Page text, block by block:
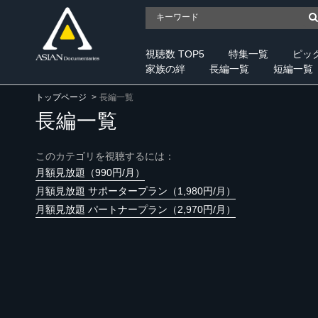
視聴数 TOP5 特集一覧
ピッ
家族の絆
長編一覧 短編一覧
トップページ 長編一覧
長編一覧
このカテゴリを視聴するには：
月額見放題（990円/月）
月額見放題 サポータープラン（1,980円/月）
月額見放題 パートナープラン（2,970円/月）